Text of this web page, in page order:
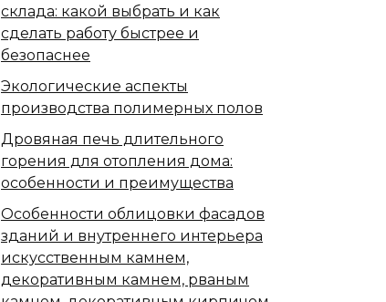
склада: какой выбрать и как
сделать работу быстрее и
безопаснее
Экологические аспекты
производства полимерных полов
Дровяная печь длительного
горения для отопления дома:
особенности и преимущества
Особенности облицовки фасадов
зданий и внутреннего интерьера
искусственным камнем,
декоративным камнем, рваным